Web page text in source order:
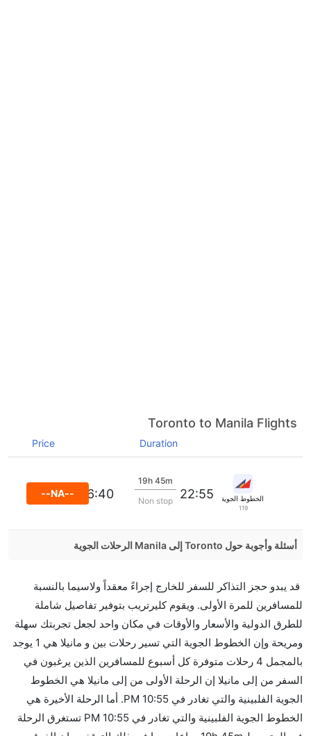
Toronto to Manila Flights
Duration
Price
الخطوط الجوية الفلبينية
119
22:55
19h 45m
Non stop
06:40
--NA--
أسئلة وأجوبة حول Toronto إلى Manila الرحلات الجوية
إلىمانيلا مما تستغرقه الخطوط الجوية الأخرى؟
نعم. توفر كل من أسرع رحلات الطيران على هذا الطريق،
هل توفر شركات الطيران مساحة إضافية للنوم؟
كثير من خطوط طيران درجة رجال الأعمال توفر مساحة
إضافية للنوم.
هل يمكنني حمل طعامي الخاص؟
نعم، يمكنك حمل طعامك الخاص، و لكن يجب أن يكون معبئا
قد يبدو حجز التذاكر للسفر للخارج إجراءً معقداً ولاسيما بالنسبة
للمسافرين للمرة الأولى. ويقوم كليرتريب بتوفير تفاصيل شاملة
للطرق الدولية والأسعار والأوقات في مكان واحد لجعل تجربتك سهلة
ومريحة وإن الخطوط الجوية التي تسير رحلات بين و مانيلا هي 1 يوجد
بالمجمل 4 رحلات متوفرة كل أسبوع للمسافرين الذين يرغبون في
السفر من إلى مانيلا إن الرحلة الأولى من إلى مانيلا هي الخطوط
الجوية الفلبينية والتي تغادر في 10:55 PM. أما الرحلة الأخيرة هي
الخطوط الجوية الفلبينية والتي تغادر في 10:55 PM تستغرق الرحلة